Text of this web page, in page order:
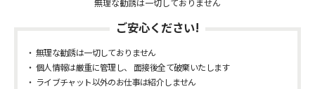
無理な勧誘は一切しておりません
ご安心ください!
無理な勧誘は一切しておりません
個人情報は厳重に管理し、 面接後全て破棄いたします
ライブチャット以外のお仕事は紹介しません